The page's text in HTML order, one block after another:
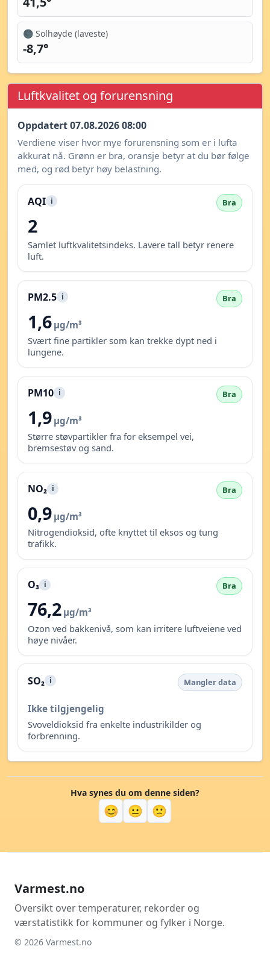
🌑 Solhøyde (laveste)
-8,7°
Luftkvalitet og forurensning
Oppdatert 07.08.2026 08:00
Verdiene viser hvor mye forurensning som er i lufta
akkurat nå. Grønn er bra, oransje betyr at du bør følge
med, og rød betyr høy belastning.
AQI i Bra
2
Samlet luftkvalitetsindeks. Lavere tall betyr renere
luft.
PM2.5 i Bra
1,6 µg/m³
Svært fine partikler som kan trekke dypt ned i
lungene.
PM10 i Bra
1,9 µg/m³
Større støvpartikler fra for eksempel vei,
bremsestøv og sand.
NO₂ i Bra
0,9 µg/m³
Nitrogendioksid, ofte knyttet til eksos og tung
trafikk.
O₃ i Bra
76,2 µg/m³
Ozon ved bakkenivå, som kan irritere luftveiene ved
høye nivåer.
SO₂ i Mangler data
Ikke tilgjengelig
Svoveldioksid fra enkelte industrikilder og
forbrenning.
Hva synes du om denne siden?
😊 😐 🙁
Varmest.no
Oversikt over temperaturer, rekorder og
værstatistikk for kommuner og fylker i Norge.
© 2026 Varmest.no